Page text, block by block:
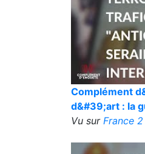
Complément
d&#39;art : la
Vu sur France 2